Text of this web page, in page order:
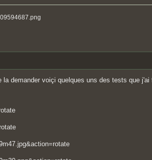
la demander voiçi quelques uns des tests que